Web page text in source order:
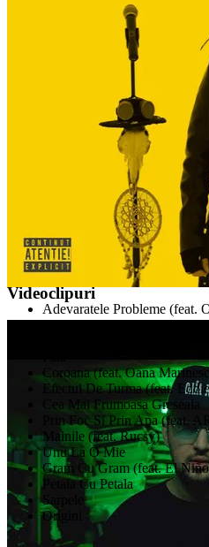
Adevaratele Probleme (feat.
Sunt Om (feat. ARIS)
Coroana (feat. Oana
Efectul De Turma (feat.
Cea Mai Frumoasa Greseala
Prin Foc Si Prin Apa (feat.
Mainile (feat. Rucsy)
Unu La O Mie
Gram Cu Gram (feat. El
Petala Cu Petala
Sarpele
Origini
Videoclipuri